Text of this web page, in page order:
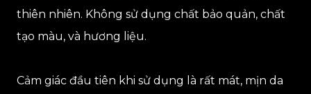
thiên nhiên. Không sử dụng chất bảo quản, chất
tạo màu, và hương liệu.
Cảm giác đầu tiên khi sử dụng là rất mát, mịn da